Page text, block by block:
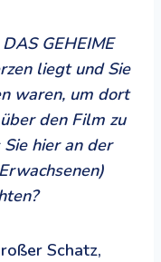
GEHEIME
liegt und Sie
waren, um dort
den Film zu
hier an der
Schatz,